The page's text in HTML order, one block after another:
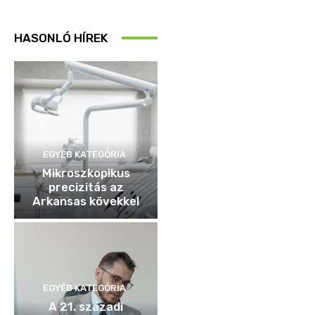
HASONLÓ HÍREK
EGYÉB KATEGÓRIA
Mikroszkopikus
precizitás az
Arkansas kövekkel
EGYÉB KATEGÓRIA
A 21. századi